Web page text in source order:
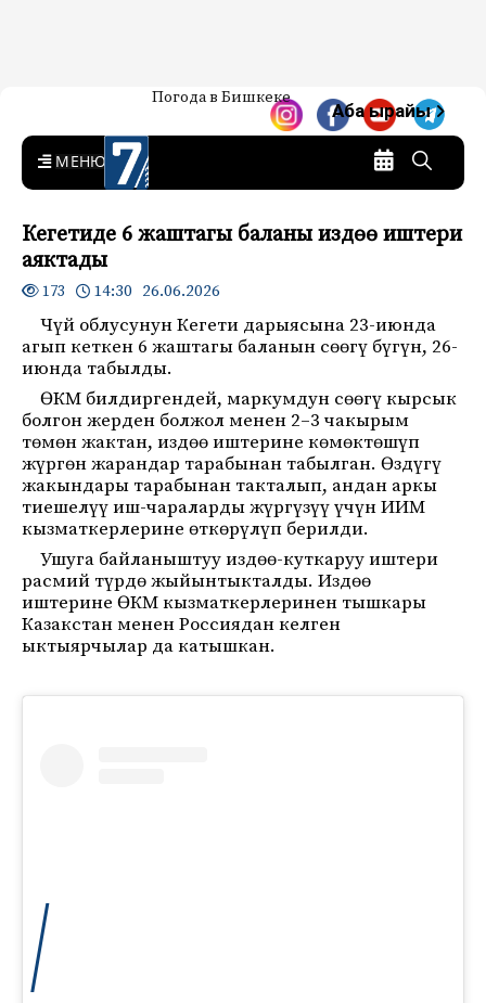
7-канал. Жаңылыктар —
Кыргызстан
Жаңылыктар — Кыргызстан
Погода в Бишкеке
Аба ырайы
MENU
Кегетиде 6 жаштагы баланы издөө иштери
аяктады
173 14:30 26.06.2026
Чүй облусунун Кегети дарыясына 23-июнда
агып кеткен 6 жаштагы баланын сөөгү бүгүн, 26-
июнда табылды.
ӨКМ билдиргендей, маркумдун сөөгү кырсык
болгон жерден болжол менен 2–3 чакырым
төмөн жактан, издөө иштерине көмөктөшүп
жүргөн жарандар тарабынан табылган. Өздүгү
жакындары тарабынан такталып, андан аркы
тиешелүү иш-чараларды жүргүзүү үчүн ИИМ
кызматкерлерине өткөрүлүп берилди.
Ушуга байланыштуу издөө-куткаруу иштери
расмий түрдө жыйынтыкталды. Издөө
иштерине ӨКМ кызматкерлеринен тышкары
Казакстан менен Россиядан келген
ыктыярчылар да катышкан.